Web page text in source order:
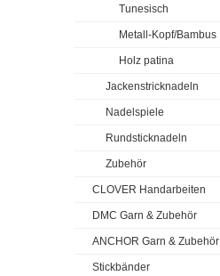
Tunesisch
Metall-Kopf/Bambus
Holz patina
Jackenstricknadeln
Nadelspiele
Rundsticknadeln
Zubehör
CLOVER Handarbeiten
DMC Garn & Zubehör
ANCHOR Garn & Zubehör
Stickbänder